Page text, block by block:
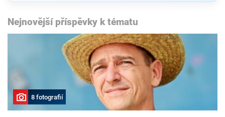
Nejnovější příspěvky k tématu
8 fotografií